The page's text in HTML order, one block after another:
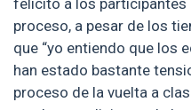
felicitó a los participantes
proceso, a pesar de los
que “yo entiendo que los
han estado bastante
proceso de la vuelta a